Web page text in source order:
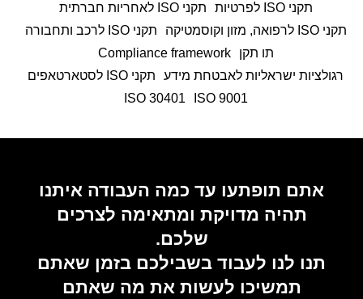
תקני ISO לפרטיות
תקני ISO לאחריות חברתית
תקני ISO לרפואה, מזון וקוסמטיקה
תקני ISO לרכב ותחבורה
תו תקן
Compliance framework
רגולציות ישראליות לאבטחת מידע
תקני ISO לסטארטאפים
9001 ISO
ISO 30401
אתם תופתעו עד כמה העבודה איתנו
תהיה מדויקת ומתאימה לצרכים
שלכם.
תנו לנו לעבוד בשבילכם בזמן שאתם
תמשיכו לעשות את מה שאתם